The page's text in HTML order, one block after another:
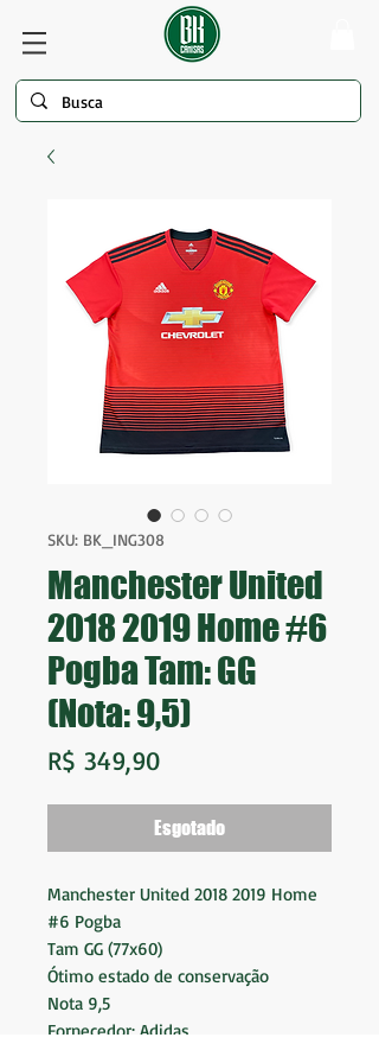
SKU: BK_ING308
Manchester United
2018 2019 Home #6
Pogba Tam: GG
(Nota: 9,5)
R$ 349,90Preço
Esgotado
Manchester United 2018 2019 Home
#6 Pogba
Tam GG (77x60)
Ótimo estado de conservação
Nota 9,5
Fornecedor: Adidas